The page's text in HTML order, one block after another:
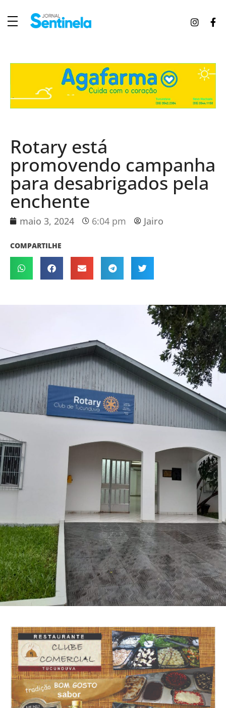
Rotary está
promovendo campanha
para desabrigados pela
enchente
maio 3, 2024 6:04 pm Jairo
COMPARTILHE